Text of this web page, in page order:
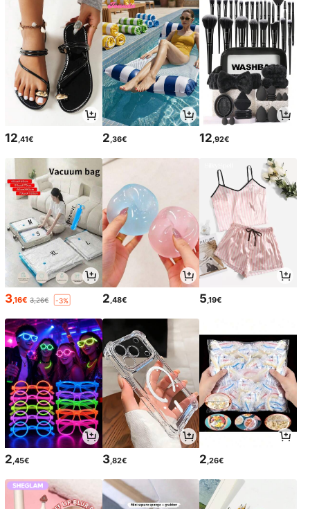
12 ,41€ 2 ,36€ 12 ,92€
3,16€ 3,26€ -3% 2 ,48€ 5 ,19€
2,45€ 3,82€ 2,26€